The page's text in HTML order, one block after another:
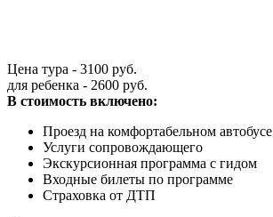
Цена тура - 3100 руб.
для ребенка - 2600 руб.
В стоимость включено:
Проезд на комфортабельном автобусе
Услуги сопровождающего
Экскурсионная программа с гидом
Входные билеты по программе
Страховка от ДТП